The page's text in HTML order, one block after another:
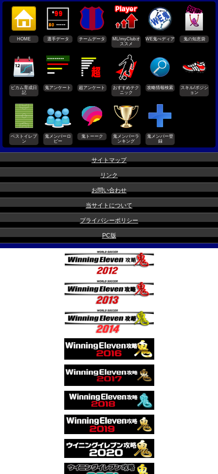
HOME 選手データ チームデータ
ML/myClubオ
ススメ
WE鬼ぺディア 鬼の知恵袋
ビカム育成日
記
鬼アンケート 超アンケート
おすすめテク
ニック
攻略情報検索
スキル/ポジシ
ョン
ベストイレブ
ン
鬼メンバーロ
ビー
鬼トーーク
鬼メンバーラ
ンキング
鬼メンバー登
録
サイトマップ
リンク
お問い合わせ
当サイトについて
プライバシーポリシー
PC版